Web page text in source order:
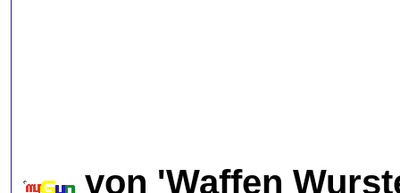
von 'Waffen